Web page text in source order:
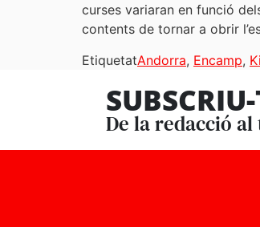
curses variaran en funció
contents de tornar a obrir
EtiquetatAndorra, Encamp,
De la redacció